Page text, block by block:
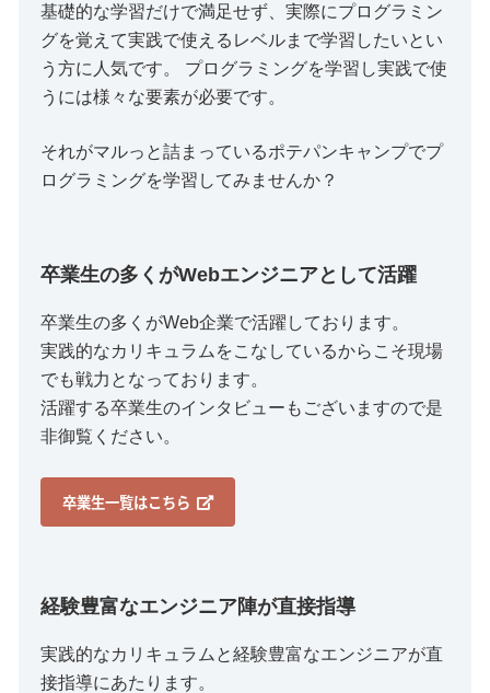
基礎的な学習だけで満足せず、実際にプログラミン
グを覚えて実践で使えるレベルまで学習したいとい
う方に人気です。 プログラミングを学習し実践で使
うには様々な要素が必要です。
それがマルっと詰まっているポテパンキャンプでプ
ログラミングを学習してみませんか？
卒業生の多くがWebエンジニアとして活躍
卒業生の多くがWeb企業で活躍しております。
実践的なカリキュラムをこなしているからこそ現場
でも戦力となっております。
活躍する卒業生のインタビューもございますので是
非御覧ください。
卒業生一覧はこちら
経験豊富なエンジニア陣が直接指導
実践的なカリキュラムと経験豊富なエンジニアが直
接指導にあたります。